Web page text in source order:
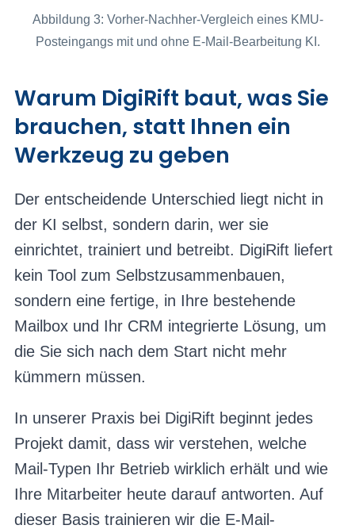
Abbildung 3: Vorher-Nachher-Vergleich eines KMU-
Posteingangs mit und ohne E-Mail-Bearbeitung KI.
Warum DigiRift baut, was Sie
brauchen, statt Ihnen ein
Werkzeug zu geben
Der entscheidende Unterschied liegt nicht in
der KI selbst, sondern darin, wer sie
einrichtet, trainiert und betreibt. DigiRift liefert
kein Tool zum Selbstzusammenbauen,
sondern eine fertige, in Ihre bestehende
Mailbox und Ihr CRM integrierte Lösung, um
die Sie sich nach dem Start nicht mehr
kümmern müssen.
In unserer Praxis bei DigiRift beginnt jedes
Projekt damit, dass wir verstehen, welche
Mail-Typen Ihr Betrieb wirklich erhält und wie
Ihre Mitarbeiter heute darauf antworten. Auf
dieser Basis trainieren wir die E-Mail-